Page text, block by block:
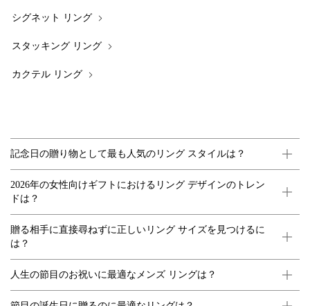
シグネット リング
スタッキング リング
カクテル リング
記念日の贈り物として最も人気のリング スタイルは？
2026年の女性向けギフトにおけるリング デザインのトレン
ドは？
贈る相手に直接尋ねずに正しいリング サイズを見つけるに
は？
人生の節目のお祝いに最適なメンズ リングは？